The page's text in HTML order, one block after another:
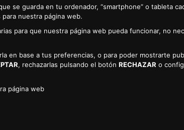
se guarda en tu ordenador, “smartphone” o tableta
nuestra página web.
para que nuestra página web pueda funcionar, no
en base a tus preferencias, o para poder mostrarte
, rechazarlas pulsando el botónRECHAZAR o
página web
FAMILIA EN CÁCERES
en nuestro supermercado.